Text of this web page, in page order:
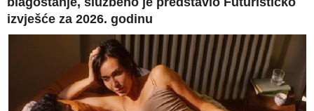
izvješće za 2026. godinu